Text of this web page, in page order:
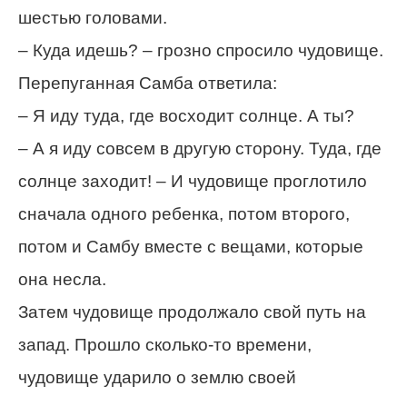
шестью головами.
– Куда идешь? – грозно спросило чудовище.
Перепуганная Самба ответила:
– Я иду туда, где восходит солнце. А ты?
– А я иду совсем в другую сторону. Туда, где
солнце заходит! – И чудовище проглотило
сначала одного ребенка, потом второго,
потом и Самбу вместе с вещами, которые
она несла.
Затем чудовище продолжало свой путь на
запад. Прошло сколько-то времени,
чудовище ударило о землю своей